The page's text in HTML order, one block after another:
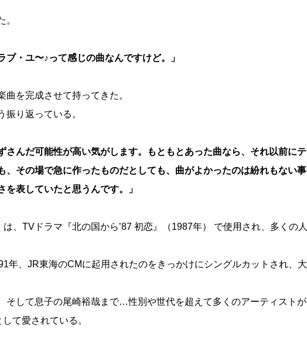
。
ブ・ユ〜♪って感じの曲なんですけど。」
を完成させて持ってきた。
振り返っている。
さんだ可能性が高い気がします。もともとあった曲なら、それ以前にテ
、その場で急に作ったものだとしても、曲がよかったのは紛れもない事
表していたと思うんです。」
、TVドラマ『北の国から’87 初恋』（1987年） で使用され、多くの人
年、JR東海のCMに起用されたのをきっかけにシングルカットされ、大
そして息子の尾崎裕哉まで…性別や世代を超えて多くのアーティストが
て愛されている。